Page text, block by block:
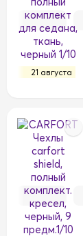
Белый
21 августа